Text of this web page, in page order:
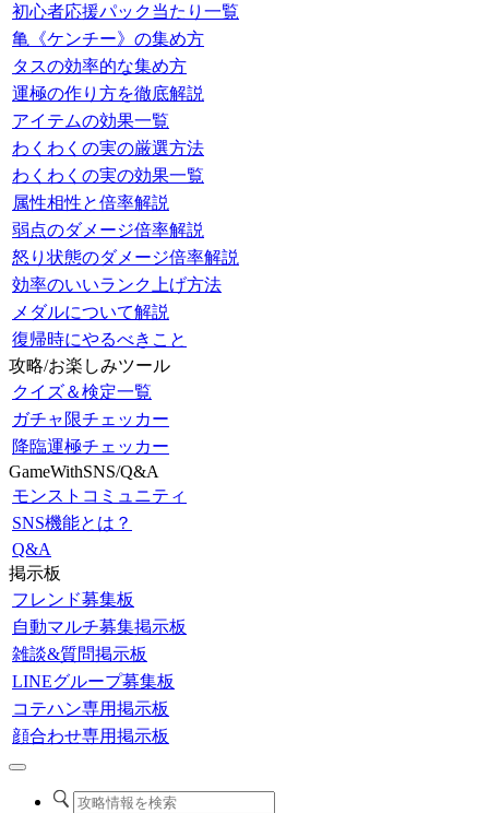
初心者応援パック当たり一覧
亀《ケンチー》の集め方
タスの効率的な集め方
運極の作り方を徹底解説
アイテムの効果一覧
わくわくの実の厳選方法
わくわくの実の効果一覧
属性相性と倍率解説
弱点のダメージ倍率解説
怒り状態のダメージ倍率解説
効率のいいランク上げ方法
メダルについて解説
復帰時にやるべきこと
攻略/お楽しみツール
クイズ＆検定一覧
ガチャ限チェッカー
降臨運極チェッカー
GameWithSNS/Q&A
モンストコミュニティ
SNS機能とは？
Q&A
掲示板
フレンド募集板
自動マルチ募集掲示板
雑談&質問掲示板
LINEグループ募集板
コテハン専用掲示板
顔合わせ専用掲示板